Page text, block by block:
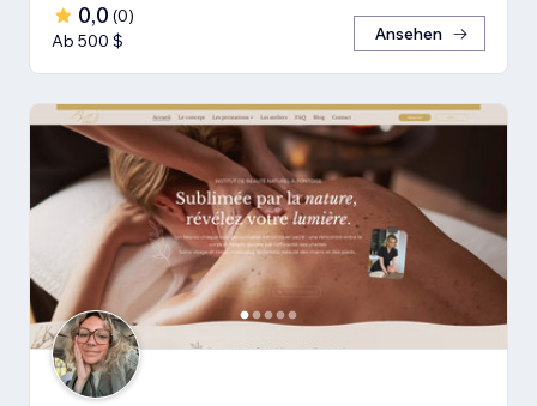
0,0 (0)
Ab 500 $
Ansehen